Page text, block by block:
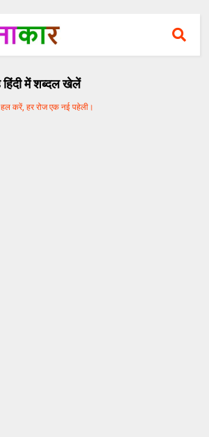
हिंदी में शब्दल खेलें
हल करें, हर रोज एक नई पहेली।